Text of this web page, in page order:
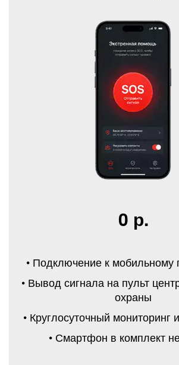
0 р.
• Подключение к
• Вывод сигнала на пульт
охраны
• Круглосуточный мониторинг
• Смартфон в комплект